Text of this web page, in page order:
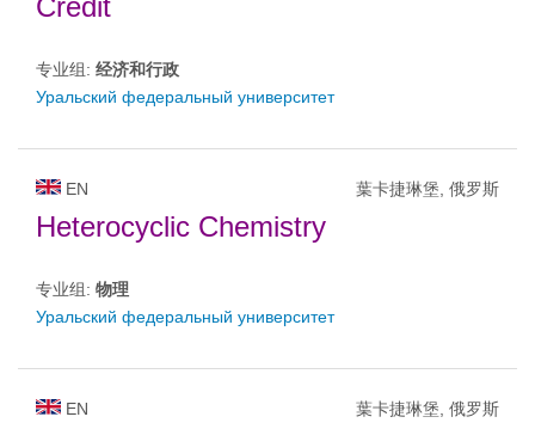
Credit
专业组: 经济和行政
Уральский федеральный университет
EN 葉卡捷琳堡, 俄罗斯
Heterocyclic Chemistry
专业组: 物理
Уральский федеральный университет
EN 葉卡捷琳堡, 俄罗斯